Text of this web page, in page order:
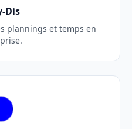
Dis
plannings et temps en